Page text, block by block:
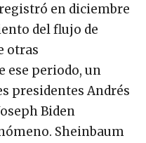
en diciembre
del flujo de
otras
ese periodo, un
presidentes Andrés
Biden
Sheinbaum